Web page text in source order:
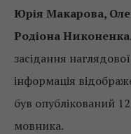
Юрія Макарова,
Родіона Никоненка
засідання
інформація
був опублікований
мовника.